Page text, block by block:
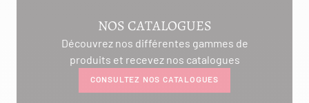
NOS CATALOGUES
Découvrez nos différentes gammes de
produits et recevez nos catalogues
CONSULTEZ NOS CATALOGUES